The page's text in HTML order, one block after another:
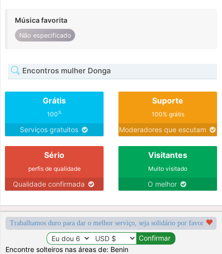
Música favorita
Não especificado
Encontros mulher Donga
Grátis
100%
Serviços gratuitos
Suporte
100% grátis
Moderadores que escutam
Sério
perfis de qualidade
Qualidade confirmada
Visitantes
Muito visitado
O melhor
Trabalhamos duro para dar o melhor serviço, seja solidário por favor
Encontre solteiros nas áreas de: Benin